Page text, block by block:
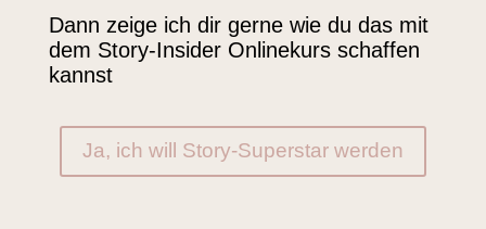
Dann zeige ich dir gerne wie du das mit
dem Story-Insider Onlinekurs schaffen
kannst
Ja, ich will Story-Superstar werden